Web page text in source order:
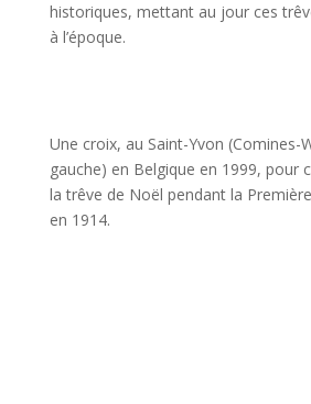
historiques, mettant au jour ces
à l’époque.
Une croix, au Saint-Yvon (Comines-
gauche) en Belgique en 1999, pour
la trêve de Noël pendant la
en 1914.